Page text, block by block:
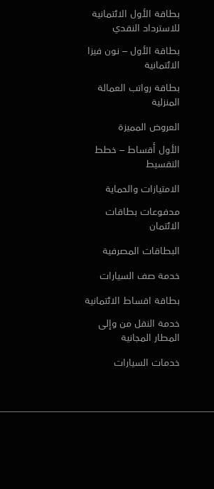
بطاقة الأول الائتمانية
للاسترداد النقدي
بطاقة الأول – نون فيزا
الائتمانية
بطاقة رواتب العمالة
المنزلية
العروض المميزة
الأول أقساط – خطط
التقسيط
الامتيازات والحماية
مدفوعات بطاقات
الائتمان
البطاقات المصرفية
خدمة صف السيارات
بطاقة اقساط الائتمانية
خدمة النقل من وإلى
المطار المجانية
خدمات السيارات